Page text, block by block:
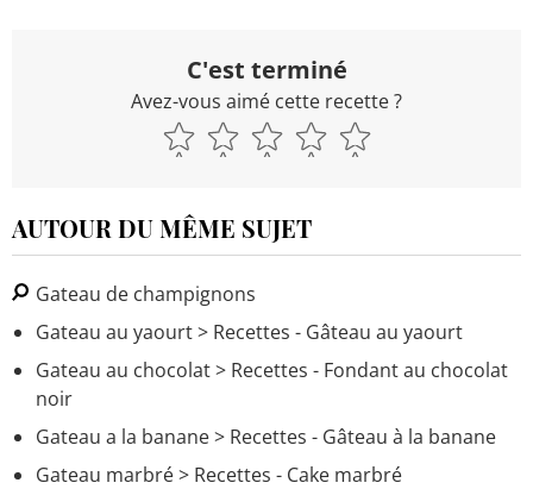
C'est terminé
Avez-vous aimé cette recette ?
AUTOUR DU MÊME SUJET
Gateau de champignons
Gateau au yaourt> Recettes - Gâteau au yaourt
Gateau au chocolat> Recettes - Fondant au chocolat
noir
Gateau a la banane> Recettes - Gâteau à la banane
Gateau marbré> Recettes - Cake marbré